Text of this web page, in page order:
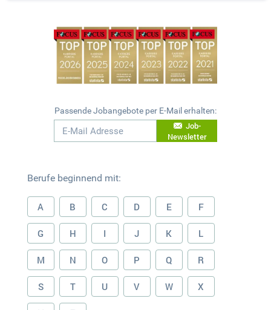
Passende Jobangebote per E-Mail erhalten:
Job-
Newsletter
Berufe beginnend mit:
A B C D E F
G H I J K L
M N O P Q R
S T U V W X